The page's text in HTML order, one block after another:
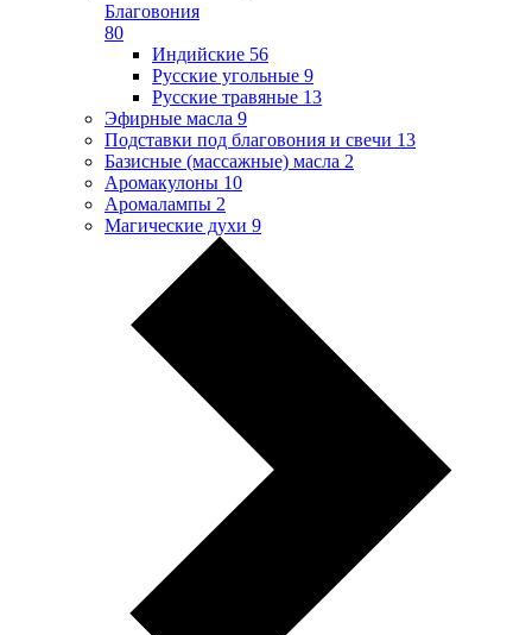
Благовония
80
Индийские 56
Русские угольные 9
Русские травяные 13
Эфирные масла 9
Подставки под благовония и свечи 13
Базисные (массажные) масла 2
Аромакулоны 10
Аромалампы 2
Магические духи 9